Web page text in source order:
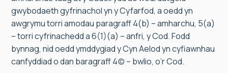
gwybodaeth gyfrinachol yn y Cyfarfod, a oedd yn
awgrymu torri amodau paragraff 4(b) – amharchu, 5(a)
– torri cyfrinachedd a 6(1)(a) – anfri, y Cod. Fodd
bynnag, nid oedd ymddygiad y Cyn Aelod yn cyfiawnhau
canfyddiad o dan baragraff 4(c) – bwlio, o’r Cod.